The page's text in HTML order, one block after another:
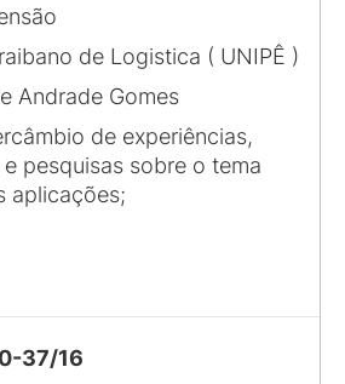
de Logistica ( UNIPÊ )
Andrade Gomes
de experiências,
pesquisas sobre o tema
aplicações;
37/16